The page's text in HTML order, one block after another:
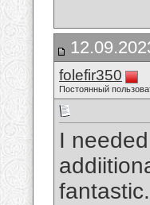
folefir350
Постоянный
I